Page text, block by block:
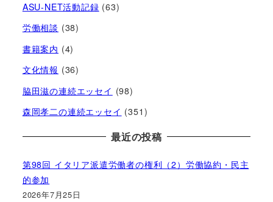
ASU-NET活動記録 (63)
労働相談 (38)
書籍案内 (4)
文化情報 (36)
脇田滋の連続エッセイ (98)
森岡孝二の連続エッセイ (351)
最近の投稿
第98回 イタリア派遣労働者の権利（2）労働協約・民主
的参加
2026年7月25日